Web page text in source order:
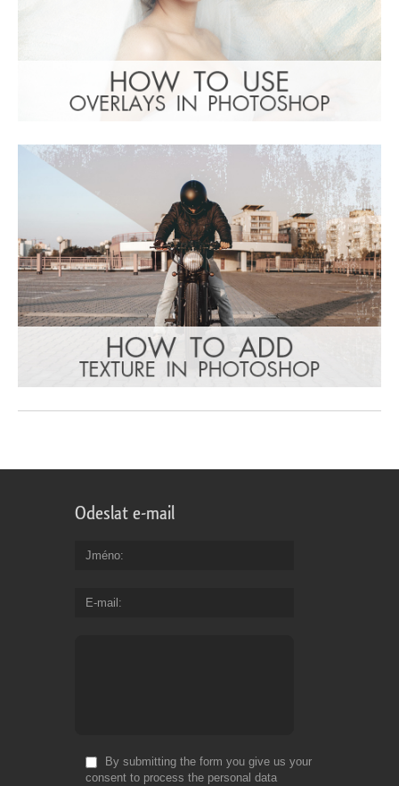
Odeslat e-mail
Jméno
E-mail
By submitting the form you give us your
consent to process the personal data